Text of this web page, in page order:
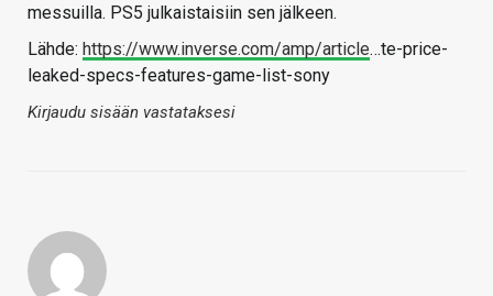
messuilla. PS5 julkaistaisiin sen jälkeen.
Lähde: https://www.inverse.com/amp/article…te-price-
leaked-specs-features-game-list-sony
Kirjaudu sisään vastataksesi